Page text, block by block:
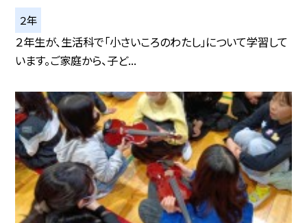
２年
２年生が、生活科で「小さいころのわたし」について学習して
います。ご家庭から、子ど...